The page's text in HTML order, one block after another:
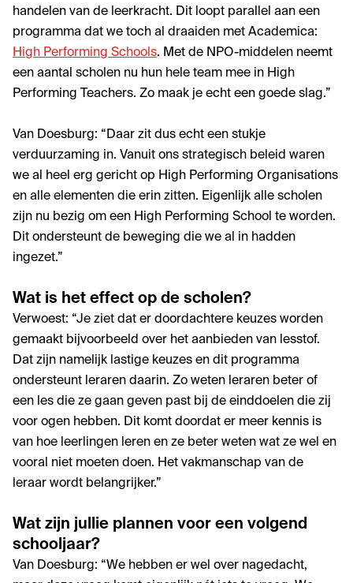
handelen van de leerkracht. Dit loopt parallel aan een
programma dat we toch al draaiden met Academica:
High Performing Schools. Met de NPO-middelen neemt
een aantal scholen nu hun hele team mee in High
Performing Teachers. Zo maak je echt een goede slag.”
Van Doesburg: “Daar zit dus echt een stukje
verduurzaming in. Vanuit ons strategisch beleid waren
we al heel erg gericht op High Performing Organisations
en alle elementen die erin zitten. Eigenlijk alle scholen
zijn nu bezig om een High Performing School te worden.
Dit ondersteunt de beweging die we al in hadden
ingezet.”
Wat is het effect op de scholen?
Verwoest: “Je ziet dat er doordachtere keuzes worden
gemaakt bijvoorbeeld over het aanbieden van lesstof.
Dat zijn namelijk lastige keuzes en dit programma
ondersteunt leraren daarin. Zo weten leraren beter of
een les die ze gaan geven past bij de einddoelen die zij
voor ogen hebben. Dit komt doordat er meer kennis is
van hoe leerlingen leren en ze beter weten wat ze wel en
vooral niet moeten doen. Het vakmanschap van de
leraar wordt belangrijker.”
Wat zijn jullie plannen voor een volgend
schooljaar?
Van Doesburg: “We hebben er wel over nagedacht,